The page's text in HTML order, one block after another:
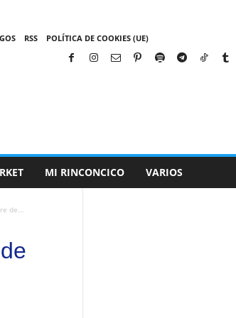
RSS POLÍTICA DE COOKIES (UE)
MI RINCONCICO VARIOS
de...